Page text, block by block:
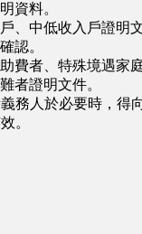
資料。
中低收入戶證明文
認。
者、特殊境遇家
者證明文件。
人於必要時，得
。